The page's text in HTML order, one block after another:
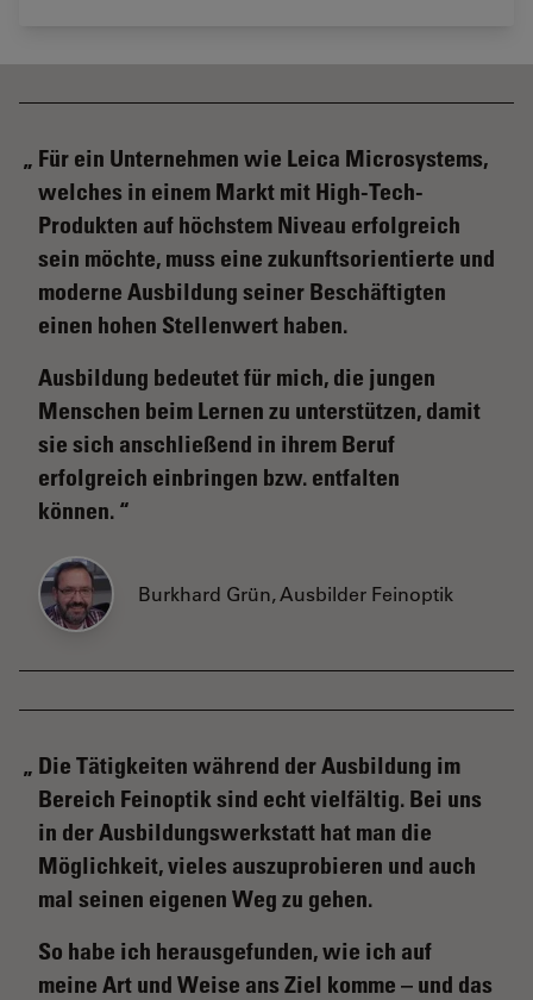
Für ein Unternehmen wie Leica Microsystems,
welches in einem Markt mit High-Tech-
Produkten auf höchstem Niveau erfolgreich
sein möchte, muss eine zukunftsorientierte und
moderne Ausbildung seiner Beschäftigten
einen hohen Stellenwert haben.
Ausbildung bedeutet für mich, die jungen
Menschen beim Lernen zu unterstützen, damit
sie sich anschließend in ihrem Beruf
erfolgreich einbringen bzw. entfalten
können.
Burkhard Grün, Ausbilder Feinoptik
Die Tätigkeiten während der Ausbildung im
Bereich Feinoptik sind echt vielfältig. Bei uns
in der Ausbildungswerkstatt hat man die
Möglichkeit, vieles auszuprobieren und auch
mal seinen eigenen Weg zu gehen.
So habe ich herausgefunden, wie ich auf
meine Art und Weise ans Ziel komme – und das